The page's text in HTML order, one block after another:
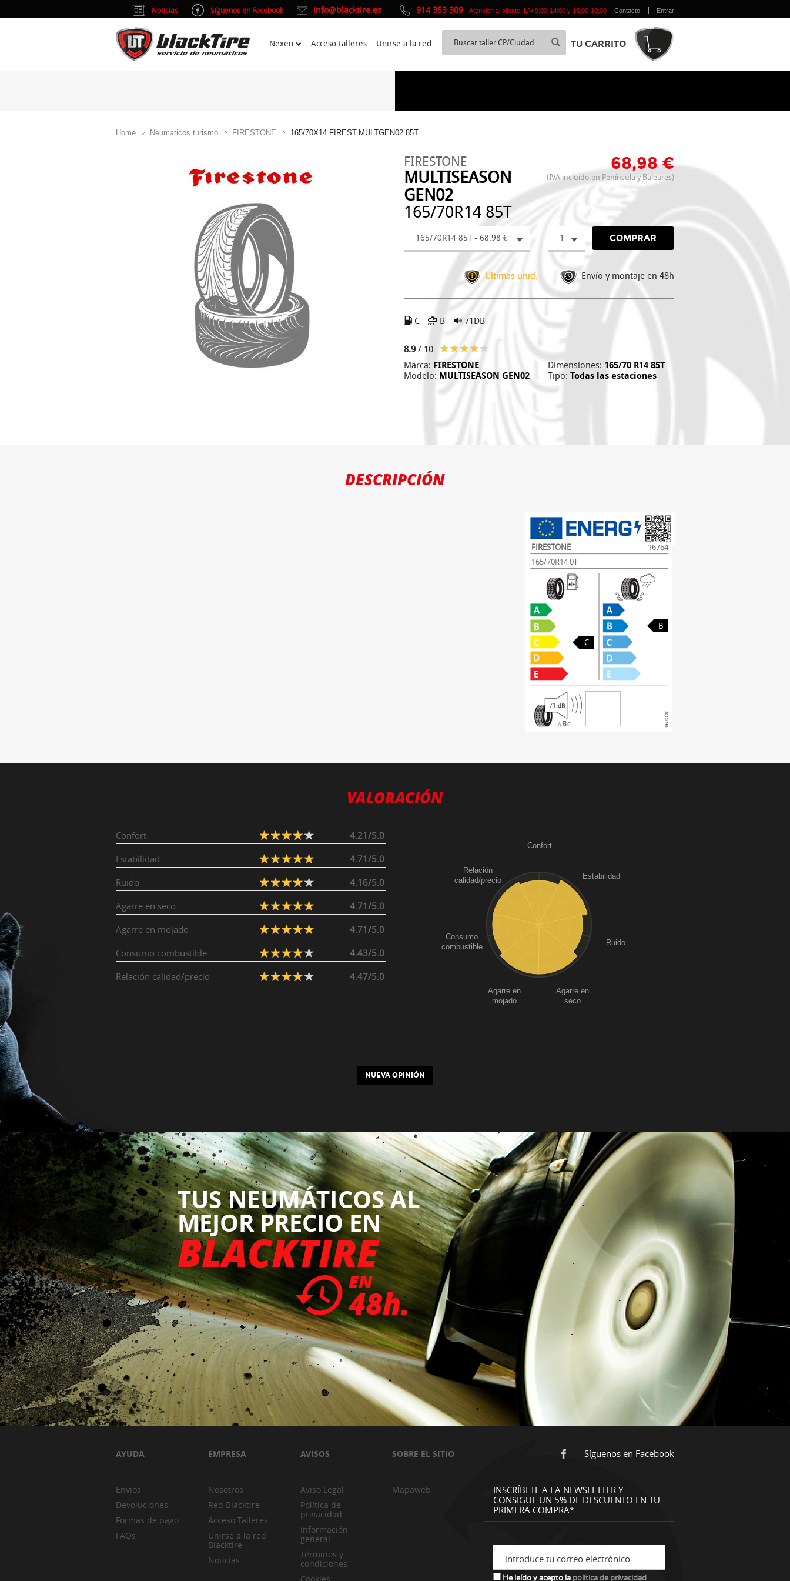
Home Neumaticos turismo FIRESTONE 165/70X14 FIREST.MULTGEN02 85T
FIRESTONE
MULTISEASON
GEN02
165/70R14 85T
68,98 €
(IVA incluído en Península y Baleares)
165/70R14 85T - 68.98 € 1 COMPRAR
Últimas unid. Envío y montaje en 48h
C B 71DB
8.9/ 10
Marca: FIRESTONE
Modelo: MULTISEASON GEN02
Dimensiones: 165/70 R14 85T
Tipo: Todas las estaciones
DESCRIPCIÓN
FIRESTONE
16764
165/70R14 0T
C
B
71
ABC
VALORACIÓN
Confort
4.21/5.0
Estabilidad
4.71/5.0
Ruido
4.16/5.0
Agarre en seco
4.71/5.0
Agarre en mojado
4.71/5.0
Consumo combustible
4.43/5.0
Relación calidad/precio
4.47/5.0
Confort
Estabilidad
Ruido
Agarre en
seco
Agarre en
mojado
Consumo
combustible
Relación
calidad/precio
NUEVA OPINIÓN
AYUDA EMPRESA AVISOS SOBRE EL SITIO Síguenos en Facebook
Envios
Devoluciones
Formas de pago
FAQs
Nosotros
Red Blacktire
Acceso Talleres
Unirse a la red
Blacktire
Noticias
Aviso Legal
Política de
privacidad
Información
general
Términos y
condiciones
Mapaweb
INSCRÍBETE A LA NEWSLETTER Y
CONSIGUE UN 5% DE DESCUENTO EN TU
PRIMERA COMPRA*
introduce tu correo electrónico
He leído y acepto la política de privacidad
Noticias Síguenos en Facebook info@blacktire.es 914 353 309 Atención al cliente: L/V 9:00-14:00 y 15:00-19:00 Contacto Entrar
Nexen Acceso talleres Unirse a la red TU CARRITO